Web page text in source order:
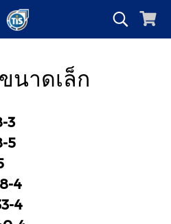
นาดเล็ก
3
5
4
4